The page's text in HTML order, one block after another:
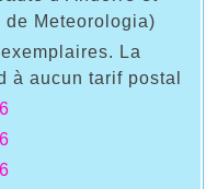
de Meteorologia)
La
à aucun tarif postal